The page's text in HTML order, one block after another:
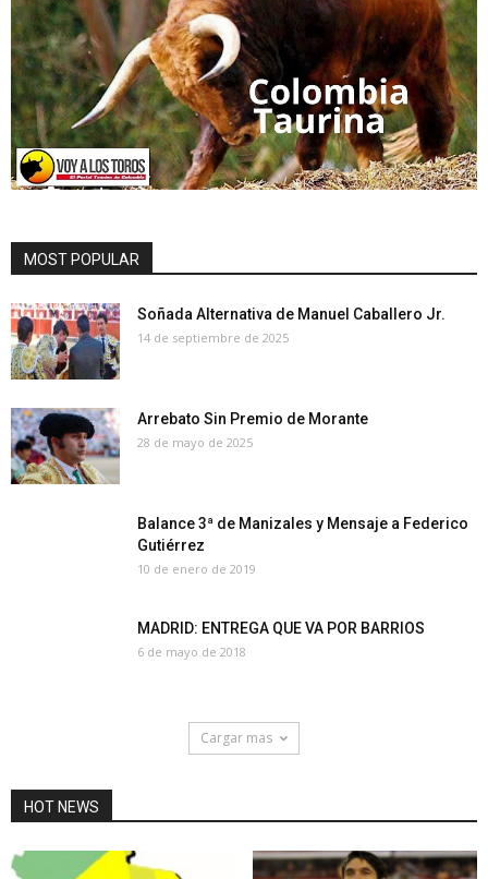
MOST POPULAR
Soñada Alternativa de Manuel Caballero Jr.
14 de septiembre de 2025
Arrebato Sin Premio de Morante
28 de mayo de 2025
Balance 3ª de Manizales y Mensaje a Federico
Gutiérrez
10 de enero de 2019
MADRID: ENTREGA QUE VA POR BARRIOS
6 de mayo de 2018
Cargar mas
HOT NEWS